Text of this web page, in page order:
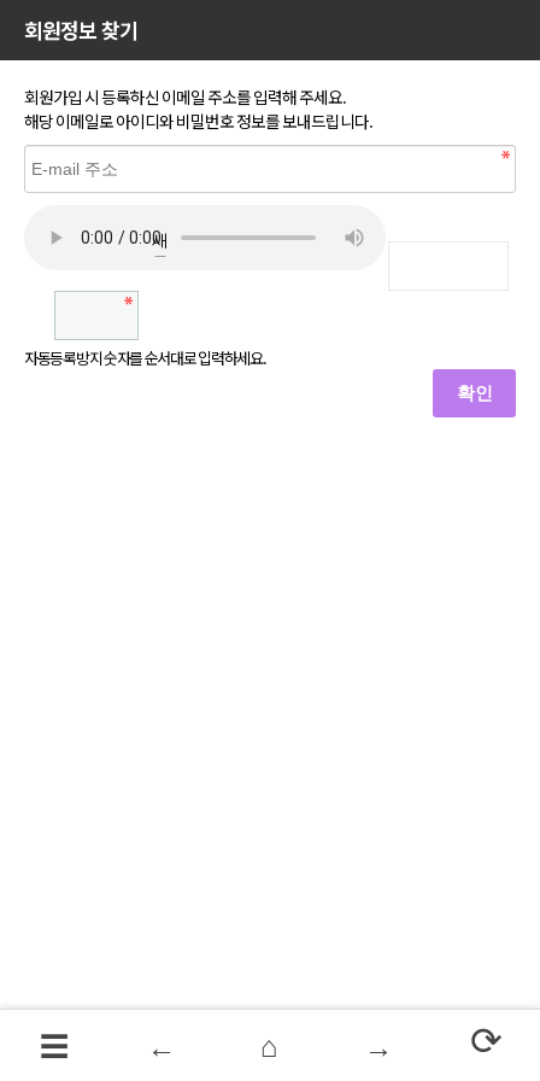
회원정보 찾기
회원가입 시 등록하신 이메일 주소를 입력해 주세요.
해당 이메일로 아이디와 비밀번호 정보를 보내드립니다.
새
로
자동등록방지 숫자를 순서대로 입력하세요.
Close
☰ ← ⌂ → ⟳